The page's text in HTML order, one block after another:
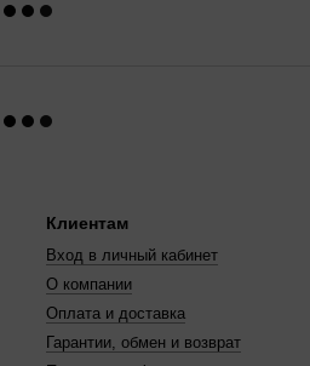
Клиентам
Вход в личный кабинет
О компании
Оплата и доставка
Гарантии, обмен и возврат